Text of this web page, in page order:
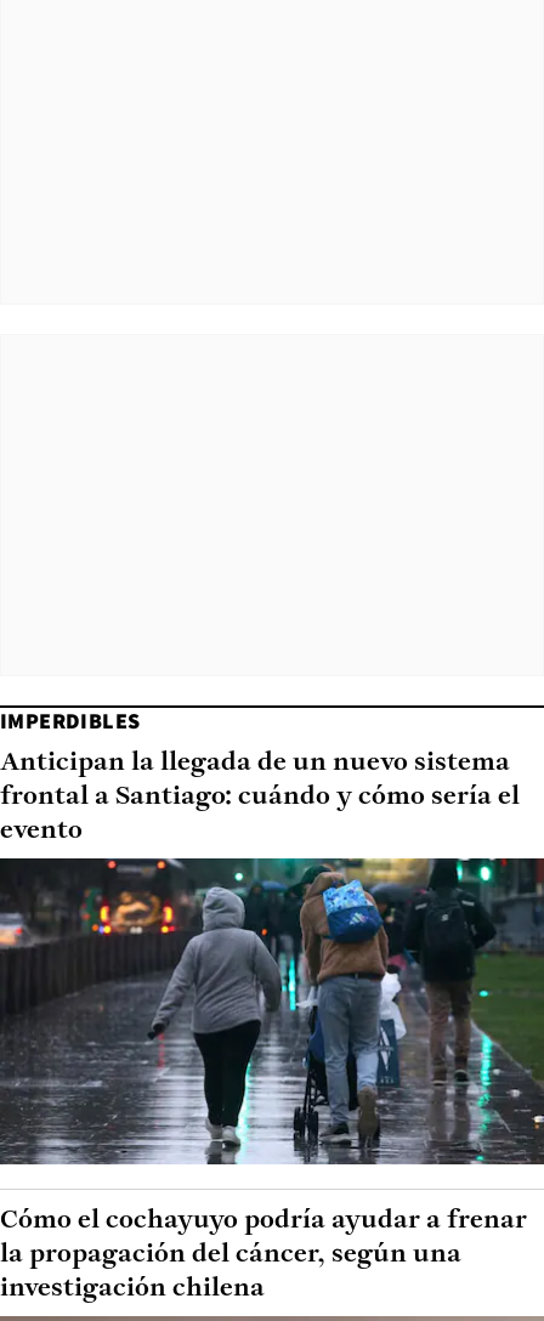
IMPERDIBLES
Anticipan la llegada de un nuevo sistema
frontal a Santiago: cuándo y cómo sería el
evento
Cómo el cochayuyo podría ayudar a frenar
la propagación del cáncer, según una
investigación chilena